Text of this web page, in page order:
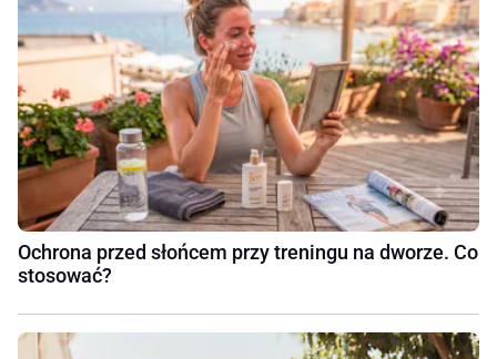
Ochrona przed słońcem przy treningu na dworze. Co
stosować?